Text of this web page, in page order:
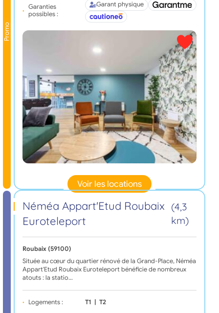
Promo
Garanties
possibles :
Garant physique
Voir les locations
Néméa Appart'Etud Roubaix
Euroteleport
(4,3
km)
Roubaix (59100)
Située au cœur du quartier rénové de la Grand-Place, Néméa
Appart'Etud Roubaix Euroteleport bénéficie de nombreux
atouts : la statio…
Logements : T1 | T2